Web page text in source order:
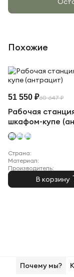
Похожие
Рабочая
шкафом-купе
51 550 ₽60 647 ₽
В корзину
Страна:
Материал:
Производитель:
Почему мы?